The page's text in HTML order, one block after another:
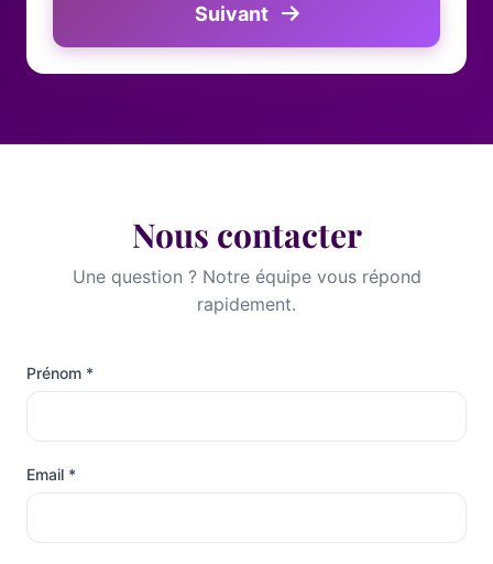
Suivant
Nous contacter
Une question ? Notre équipe vous répond
rapidement.
Prénom *
Email *